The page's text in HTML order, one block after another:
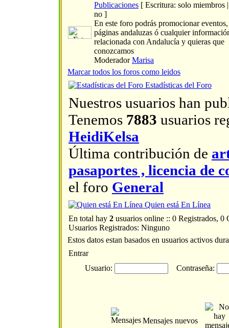
Publicaciones [ Escritura: solo miembros
no ]
En este foro podrás promocionar eventos,
páginas andaluzas ó cualquier
relacionada con Andalucía y quieras que
conozcamos
ModeradorMarisa
Marcar todos los foros como leidos
Estadísticas del Foro
Nuestros usuarios han
Tenemos 7883 usuarios
HeidiKelsa
Última contribución de
pasaportes , licencia de
el foro General
Quien está En Línea
En total hay 2 usuarios online :: 0 Registrados,
Usuarios Registrados: Ninguno
Estos datos estan basados en usuarios activos
Entrar
Usuario:
Contraseña:
Mensajes nuevos